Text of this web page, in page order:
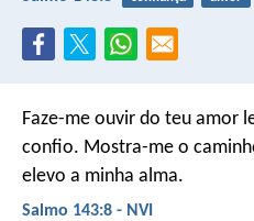
Faze-me ouvir do teu amor
confio. Mostra-me o
elevo a minha alma.
Salmo 143:8 - NVI